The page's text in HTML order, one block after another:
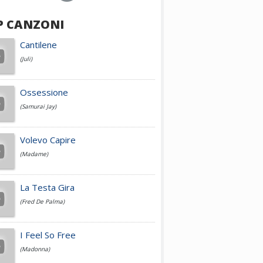
Achille Lauro
Cesare Cremonini
Jovanotti
Fedez
Simone Cristicchi
CANZONI
Cantilene
(Juli)
Ossessione
(Samurai Jay)
Volevo Capire
(Madame)
La Testa Gira
(Fred De Palma)
I Feel So Free
(Madonna)